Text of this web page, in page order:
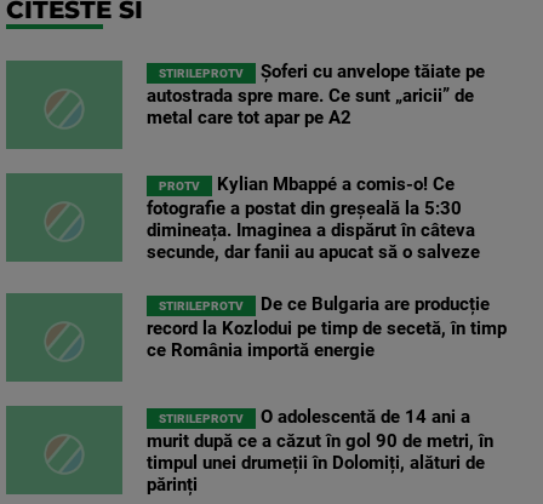
CITESTE SI
STIRILEPROTV
Șoferi cu anvelope tăiate pe
autostrada spre mare. Ce sunt „aricii” de
metal care tot apar pe A2
PROTV
Kylian Mbappé a comis-o! Ce
fotografie a postat din greșeală la 5:30
dimineața. Imaginea a dispărut în câteva
secunde, dar fanii au apucat să o salveze
STIRILEPROTV
De ce Bulgaria are producție
record la Kozlodui pe timp de secetă, în timp
ce România importă energie
STIRILEPROTV
O adolescentă de 14 ani a
murit după ce a căzut în gol 90 de metri, în
timpul unei drumeții în Dolomiți, alături de
părinți